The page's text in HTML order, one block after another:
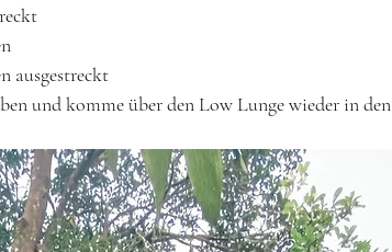
ausgestreckt
und komme über den Low Lunge wieder in den